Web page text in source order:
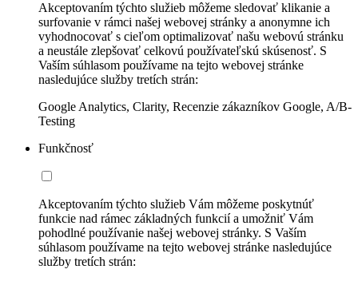
Akceptovaním týchto služieb môžeme sledovať klikanie a
surfovanie v rámci našej webovej stránky a anonymne ich
vyhodnocovať s cieľom optimalizovať našu webovú stránku
a neustále zlepšovať celkovú používateľskú skúsenosť. S
Vaším súhlasom používame na tejto webovej stránke
nasledujúce služby tretích strán:
Google Analytics, Clarity, Recenzie zákazníkov Google, A/B-
Testing
Funkčnosť
Akceptovaním týchto služieb Vám môžeme poskytnúť
funkcie nad rámec základných funkcií a umožniť Vám
pohodlné používanie našej webovej stránky. S Vaším
súhlasom používame na tejto webovej stránke nasledujúce
služby tretích strán: